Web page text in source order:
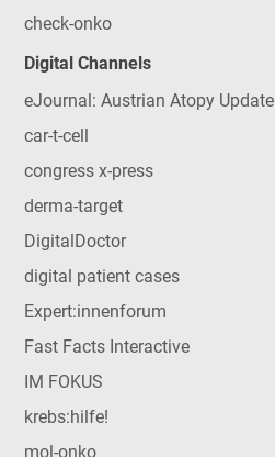
check-onko
Digital Channels
eJournal: Austrian Atopy Update
car-t-cell
congress x-press
derma-target
DigitalDoctor
digital patient cases
Expert:innenforum
Fast Facts Interactive
IM FOKUS
krebs:hilfe!
mol-onko